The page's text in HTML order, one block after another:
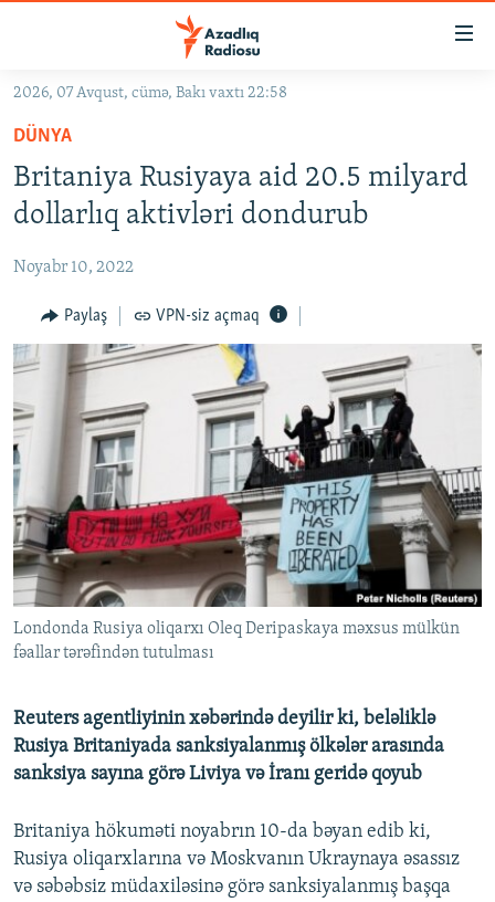
Əsas
qayıt
Əsas
naviqasiyaya
qayıt
Axtarışa
KORRUPSIOMETR
FƏRQƏ BAX
QANUNI DOĞRU
ARAŞDIRMA
FOTOQALEREYA
İNFOQRAFIKA
KARIKATURA
RADIO ARXIV
OXU ZALI
AZƏRBAYCAN ƏDƏBIYYATI KITABXANASI
İSLAM VƏ DEMOKRATIYA
İZ - MƏDƏNIYYƏT PROQRAMI
HAQQIMIZDA
MISSIYAMIZ
PEŞƏ ETIKASI VƏ JURNALISTIKA STANDARTLARIMIZ
MATERIALLARIMIZDAN ISTIFADƏ
AZADLIQRADIOSU MOBIL TELEFONUNUZDA
XƏBƏR BÜLLETENLƏRIMIZ
BIZI IZLƏ
RFE/RL-in bütün saytları
2026, 07 Avqust, cümə, Bakı vaxtı 22:58
DÜNYA
Britaniya Rusiyaya aid 20.5 milyard
dollarlıq aktivləri dondurub
Noyabr 10, 2022
Paylaş VPN-siz açmaq
Londonda Rusiya oliqarxı Oleq Deripaskaya məxsus mülkün
fəallar tərəfindən tutulması
Reuters agentliyinin xəbərində deyilir ki, beləliklə
Rusiya Britaniyada sanksiyalanmış ölkələr arasında
sanksiya sayına görə Liviya və İranı geridə qoyub
Britaniya hökuməti noyabrın 10-da bəyan edib ki,
Rusiya oliqarxlarına və Moskvanın Ukraynaya əsassız
və səbəbsiz müdaxiləsinə görə sanksiyalanmış başqa